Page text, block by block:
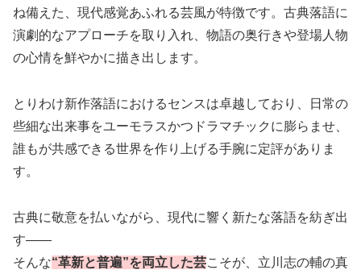
ね備えた、現代感覚あふれる芸風が特徴です。古典落語に
演劇的なアプローチを取り入れ、物語の奥行きや登場人物
の心情を鮮やかに描き出します。
とりわけ新作落語におけるセンスは卓越しており、日常の
些細な出来事をユーモラスかつドラマチックに膨らませ、
誰もが共感できる世界を作り上げる手腕に定評がありま
す。
古典に敬意を払いながら、現代に響く新たな落語を紡ぎ出
す――
そんな“革新と普遍”を両立した芸こそが、立川志の輔の真